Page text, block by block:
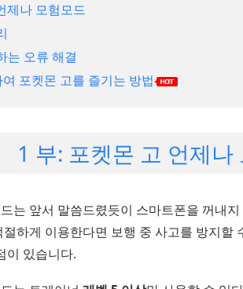
제나 모험모드
는 오류 해결
포켓몬 고를 즐기는 방법
1 부: 포켓몬 고 언제나
는 앞서 말씀드렸듯이 스마트폰을 꺼내
하게 이용한다면 보행 중 사고를 방지할
이 있습니다.